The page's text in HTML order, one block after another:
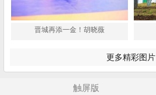
晋城再添一金！胡晓薇
更多精彩图片
触屏版